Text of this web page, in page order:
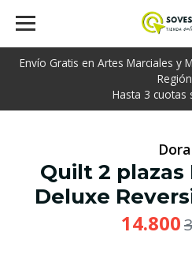
Envío Gratis en Artes Marciales y
Hasta 3 cuotas
Quilt 2
Deluxe
14.800